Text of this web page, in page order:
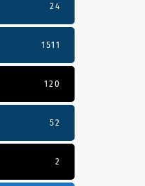
24
1511
120
52
2